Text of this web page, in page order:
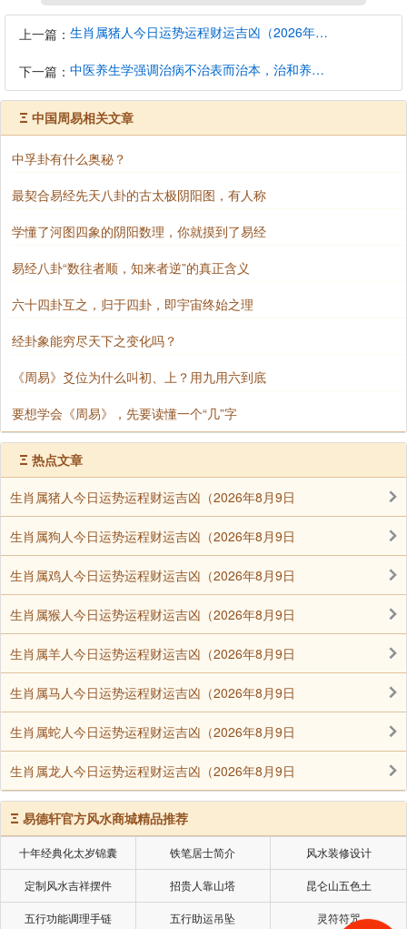
标准，看你有没有中华文化的素养？我们是拿文化来当
做民族认同的标准。美国因为它是各种族融合的，所以
它的种族观念是比较先进的，他认为不要管血统，还是
以美国文化做认同标准，其实这就是完全从我们这边学
过去的。而很不幸的就是，美国两百多年证明下来，美
国还是没有构成他自己的文化。
特的文化。中国人称自己是炎黄子孙，龙的传人。而西
方国家却始终没有形成融合的文化，这是为什么呢？这
都会去想的问题。人从哪里来？你如果说那还不简单，
从妈妈肚子里面生出来的。各位有没有发现，讲这种话
会这样理直气壮的就说出来。越有学问的人，他越是不
敢回答问题，就好像稻子越成熟就越往下垂是一个道
理。因为人如果从妈妈的肚子里面生出来的，那妈妈又
从哪里来？这样一直追下去以后，大家就会摇头，那怎
么办呢？
万物我们都看得到，可是它从哪里生出来的？
西方人给了一个非常明确、肯定、方便、简单的
答案——神创造的。这个“神创造的”是西方人比较相信
的一个答案，神是至高无上的，它可以创造一切。因为
它是无所不知，无所不在，无所不能。西方的神主宰一
切，所有人都要听它的，而且它认为所有的人都是神的
子女。这样我们才能了解为什么西方人，儿子可以叫爸
爸的名字，为什么？因为你是神的子女，我也是神的子
女，只是现在短期间，你是爸爸，我是儿子，但是长期
看起来，我们都是神的子女，我们是一样的。
我想这种观念，中国人大概不太容易接受。他
（西方人）认为人是平等的，我们每一个人都直接跟上
帝产生密切的关系，因此，上帝可以有戒律，人不可以
这样不可以那样，所以就形成了西方的法治社会。我们
今天老讲法治，我们一定要把这个根源搞清楚，每一个
上一篇： 生肖属猪人今日运势运程财运吉凶（2026年8月9日）详解查询
下一篇： 中医养生学强调治病不治表而治本，治和养兼顾是有必要的
Ξ 中国周易相关文章
中孚卦有什么奥秘？
最契合易经先天八卦的古太极阴阳图，有人称
学懂了河图四象的阴阳数理，你就摸到了易经
易经八卦“数往者顺，知来者逆”的真正含义
六十四卦互之，归于四卦，即宇宙终始之理
经卦象能穷尽天下之变化吗？
《周易》爻位为什么叫初、上？用九用六到底
要想学会《周易》，先要读懂一个“几”字
Ξ 热点文章
生肖属猪人今日运势运程财运吉凶（2026年8月9日
生肖属狗人今日运势运程财运吉凶（2026年8月9日
生肖属鸡人今日运势运程财运吉凶（2026年8月9日
生肖属猴人今日运势运程财运吉凶（2026年8月9日
生肖属羊人今日运势运程财运吉凶（2026年8月9日
生肖属马人今日运势运程财运吉凶（2026年8月9日
生肖属蛇人今日运势运程财运吉凶（2026年8月9日
生肖属龙人今日运势运程财运吉凶（2026年8月9日
Ξ 易德轩官方风水商城精品推荐
十年经典化太岁锦囊 铁笔居士简介 风水装修设计
定制风水吉祥摆件 招贵人靠山塔 昆仑山五色土
五行功能调理手链 五行助运吊坠 灵符符咒